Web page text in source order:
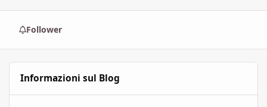
Follower
Informazioni sul Blog